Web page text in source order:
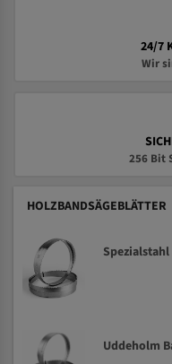
24/7
Wir
256 Bit
HOLZBANDSÄGEBLÄTTER
Uddeholm